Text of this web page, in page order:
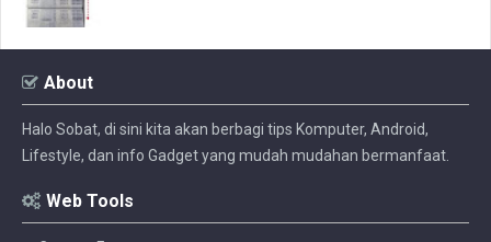
About
Halo Sobat, di sini kita akan berbagi tips Komputer, Android,
Lifestyle, dan info Gadget yang mudah mudahan bermanfaat.
Web Tools